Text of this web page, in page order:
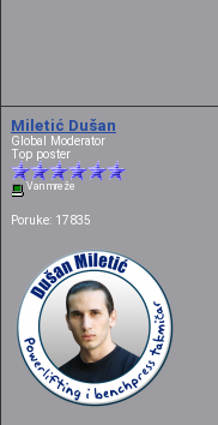
Miletić Dušan
Global Moderator
Top poster
Van mreže
Poruke: 17835